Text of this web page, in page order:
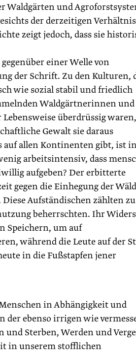
Waldgärten und
der derzeitigen
zeigt jedoch, dass sie
einer Welle von
der Schrift. Zu den Kulturen,
wie sozial stabil und friedlich
Waldgärtnerinnen und
überdrüssig waren,
Gewalt sie daraus
auf allen Kontinenten gibt, ist
arbeitsintensiv, dass
aufgeben? Der erbitterte
gegen die Einhegung der
Aufständischen zählten
beherrschten. Ihr
Speichern, um auf
während die Leute auf der
in die Fußstapfen jener
in Abhängigkeit und
ebenso irrigen wie
Sterben, Werden und
in unserem stofflichen